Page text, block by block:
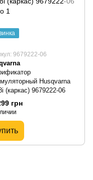
9679222-06
Husqvarna
(каркас) 9679222-06
грн